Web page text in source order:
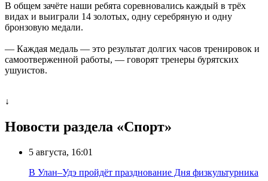
В общем зачёте наши ребята соревновались каждый в трёх
видах и выиграли 14 золотых, одну серебряную и одну
бронзовую медали.
— Каждая медаль — это результат долгих часов тренировок и
самоотверженной работы, — говорят тренеры бурятских
ушуистов.
↓
Новости раздела «Cпорт»
5 августа, 16:01
В Улан–Удэ пройдёт празднование Дня физкультурника